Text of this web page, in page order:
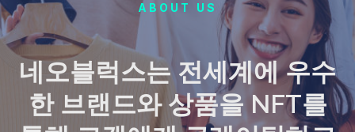
ABOUT US
네오블럭스는 전세계에 우수
한 브랜드와 상품을 NFT를